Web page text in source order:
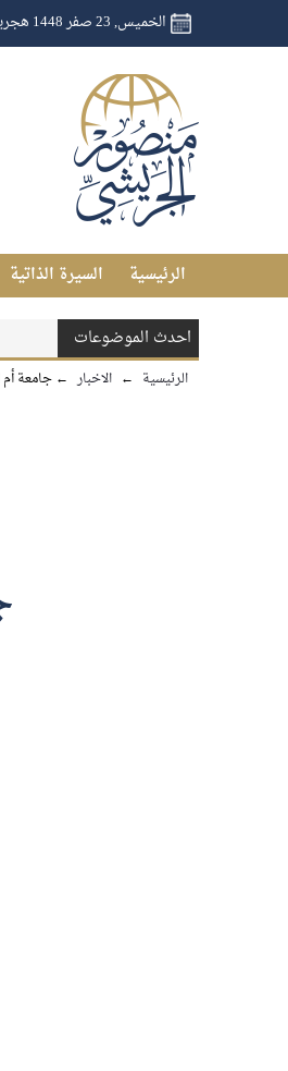
الخميس, 23 صفر 1448 هجريا.
الرئيسية السيرة الذاتية
احدث الموضوعات
الرئيسية ← الاخبار ← جامعة أم